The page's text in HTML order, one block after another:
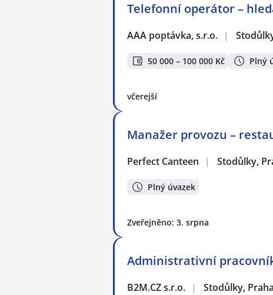
Telefonní operátor –
AAA poptávka, s.r.o. |
50 000 – 100 000 Kč Plný
včerejší
Manažer provozu –
Perfect Canteen | Stodůlky,
Plný úvazek
Zveřejněno: 3. srpna
Administrativní
B2M.CZ s.r.o. | Stodůlky, Praha